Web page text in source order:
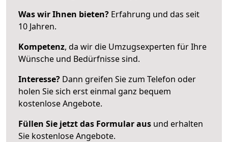
Was wir Ihnen bieten? Erfahrung und das seit
10 Jahren.
Kompetenz, da wir die Umzugsexperten für Ihre
Wünsche und Bedürfnisse sind.
Interesse? Dann greifen Sie zum Telefon oder
holen Sie sich erst einmal ganz bequem
kostenlose Angebote.
Füllen Sie jetzt das Formular aus und erhalten
Sie kostenlose Angebote.